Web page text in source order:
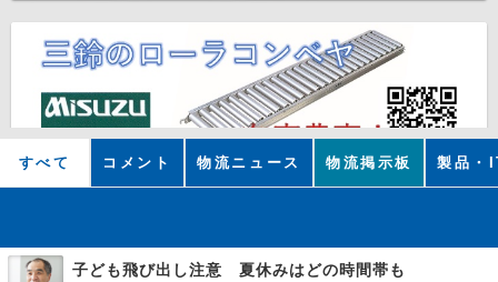
すべて コメント 物流ニュース 物流掲示板 製品・
子ども飛び出し注意 夏休みはどの時間帯も